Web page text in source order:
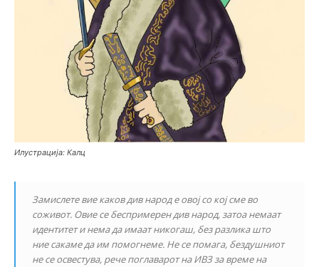
Илустрација: Калц
Замислете вие каков див народ е овој со кој сме во
соживот. Овие се беспримерен див народ, затоа немаат
идентитет и нема да имаат никогаш, без разлика што
ние сакаме да им помогнеме. Не се помага, бездушниот
не се освестува, рече поглаварот на ИВЗ за време на